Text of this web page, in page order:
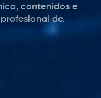
contenidos e
de.